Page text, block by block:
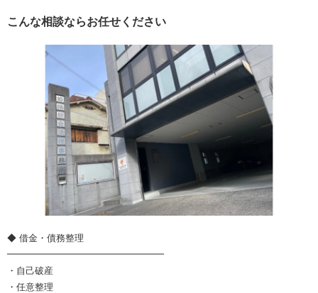
こんな相談ならお任せください
◆ 借金・債務整理
━━━━━━━━━━━━━━━━━
・自己破産
・任意整理